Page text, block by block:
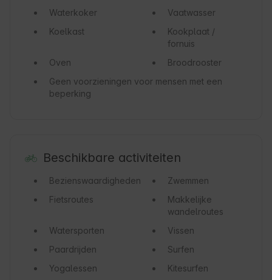
Waterkoker
Vaatwasser
Koelkast
Kookplaat /
fornuis
Oven
Broodrooster
Geen voorzieningen voor mensen met een
beperking
Beschikbare activiteiten
Bezienswaardigheden
Zwemmen
Fietsroutes
Makkelijke
wandelroutes
Watersporten
Vissen
Paardrijden
Surfen
Yogalessen
Kitesurfen